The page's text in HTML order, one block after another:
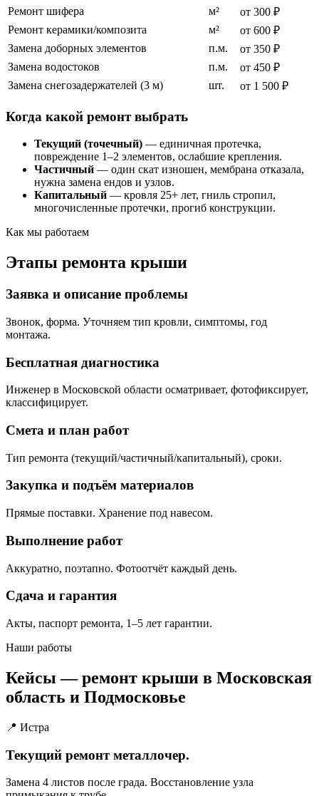
Ремонт шифера
м²
от 300 ₽
Ремонт керамики/композита
м²
от 600 ₽
Замена доборных элементов
п.м.
от 350 ₽
Замена водостоков
п.м.
от 450 ₽
Замена снегозадержателей (3 м)
шт. от 1 500 ₽
Когда какой ремонт выбрать
Текущий (точечный) — единичная протечка,
повреждение 1–2 элементов, ослабшие крепления.
Частичный — один скат изношен, мембрана отказала,
нужна замена ендов и узлов.
Капитальный — кровля 25+ лет, гниль стропил,
многочисленные протечки, прогиб конструкции.
Как мы работаем
Этапы ремонта крыши
Заявка и описание проблемы
Звонок, форма. Уточняем тип кровли, симптомы, год
монтажа.
Бесплатная диагностика
Инженер в Московской области осматривает, фотофиксирует,
классифицирует.
Смета и план работ
Тип ремонта (текущий/частичный/капитальный), сроки.
Закупка и подъём материалов
Прямые поставки. Хранение под навесом.
Выполнение работ
Аккуратно, поэтапно. Фотоотчёт каждый день.
Сдача и гарантия
Акты, паспорт ремонта, 1–5 лет гарантии.
Наши работы
Кейсы — ремонт крыши в Московская
область и Подмосковье
📍 Истра
Текущий ремонт металлочер.
Замена 4 листов после града. Восстановление узла